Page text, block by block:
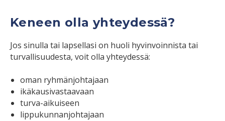
Keneen olla yhteydessä?
Jos sinulla tai lapsellasi on huoli hyvinvoinnista tai
turvallisuudesta, voit olla yhteydessä:
oman ryhmänjohtajaan
ikäkausivastaavaan
turva-aikuiseen
lippukunnanjohtajaan